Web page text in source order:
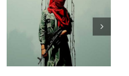
Gaza: Wat Je
Echt over de
Oorlog tegen
Hamas moet